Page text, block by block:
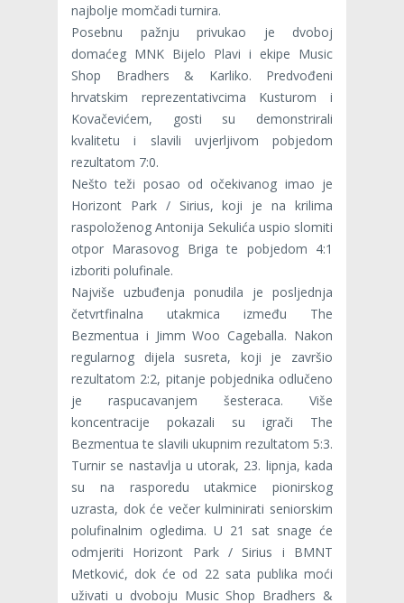
najbolje momčadi turnira.
Posebnu pažnju privukao je dvoboj
domaćeg MNK Bijelo Plavi i ekipe Music
Shop Bradhers & Karliko. Predvođeni
hrvatskim reprezentativcima Kusturom i
Kovačevićem, gosti su demonstrirali
kvalitetu i slavili uvjerljivom pobjedom
rezultatom 7:0.
Nešto teži posao od očekivanog imao je
Horizont Park / Sirius, koji je na krilima
raspoloženog Antonija Sekulića uspio slomiti
otpor Marasovog Briga te pobjedom 4:1
izboriti polufinale.
Najviše uzbuđenja ponudila je posljednja
četvrtfinalna utakmica između The
Bezmentua i Jimm Woo Cageballa. Nakon
regularnog dijela susreta, koji je završio
rezultatom 2:2, pitanje pobjednika odlučeno
je raspucavanjem šesteraca. Više
koncentracije pokazali su igrači The
Bezmentua te slavili ukupnim rezultatom 5:3.
Turnir se nastavlja u utorak, 23. lipnja, kada
su na rasporedu utakmice pionirskog
uzrasta, dok će večer kulminirati seniorskim
polufinalnim ogledima. U 21 sat snage će
odmjeriti Horizont Park / Sirius i BMNT
Metković, dok će od 22 sata publika moći
uživati u dvoboju Music Shop Bradhers &